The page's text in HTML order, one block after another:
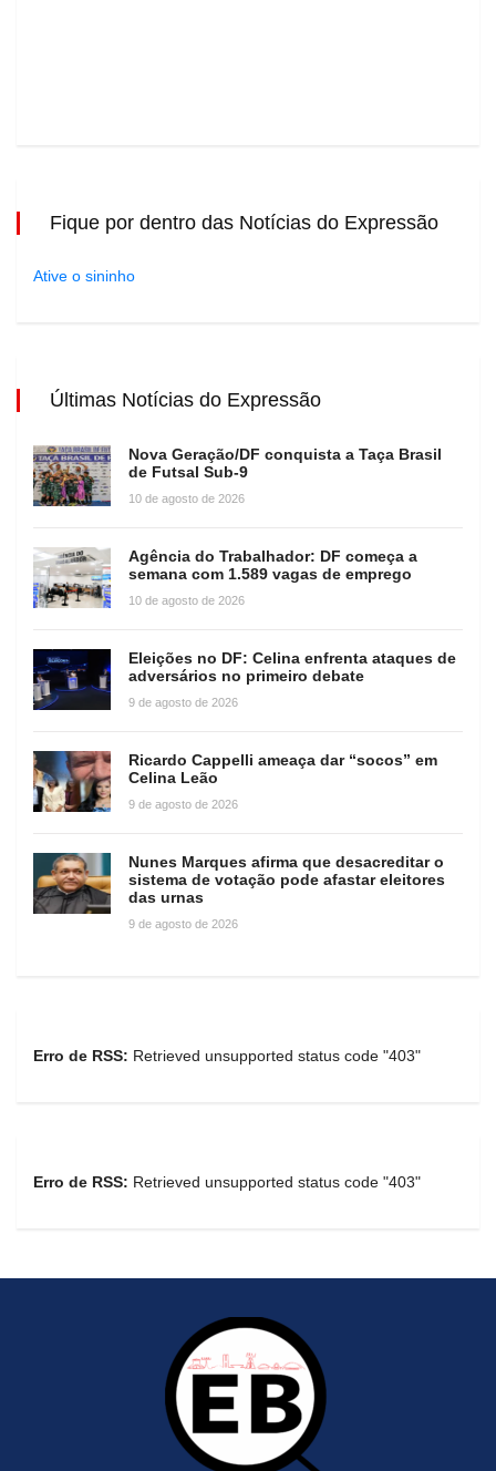
Fique por dentro das Notícias do Expressão
Ative o sininho
Últimas Notícias do Expressão
Nova Geração/DF conquista a Taça Brasil
de Futsal Sub-9
10 de agosto de 2026
Agência do Trabalhador: DF começa a
semana com 1.589 vagas de emprego
10 de agosto de 2026
Eleições no DF: Celina enfrenta ataques de
adversários no primeiro debate
9 de agosto de 2026
Ricardo Cappelli ameaça dar “socos” em
Celina Leão
9 de agosto de 2026
Nunes Marques afirma que desacreditar o
sistema de votação pode afastar eleitores
das urnas
9 de agosto de 2026
Erro de RSS: Retrieved unsupported status code "403"
Erro de RSS: Retrieved unsupported status code "403"